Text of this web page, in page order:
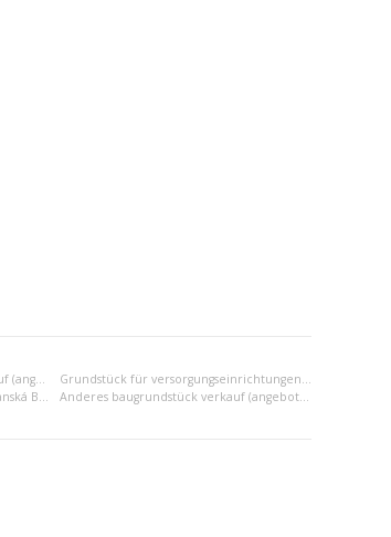
Grundstück für wohnhäuser verkauf (angebot) Banská Bystrica
Grundstück für versorgungseinrichtungen verkauf (angebot) Banská Bystrica
Industriezone verkauf (angebot) Banská Bystrica Anderes baugrundstück verkauf (angebot) Banská Bystrica